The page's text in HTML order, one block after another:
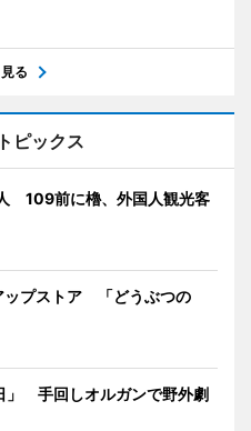
る
ピックス
109前に櫓、外国人観光客
ップストア 「どうぶつの
」 手回しオルガンで野外劇